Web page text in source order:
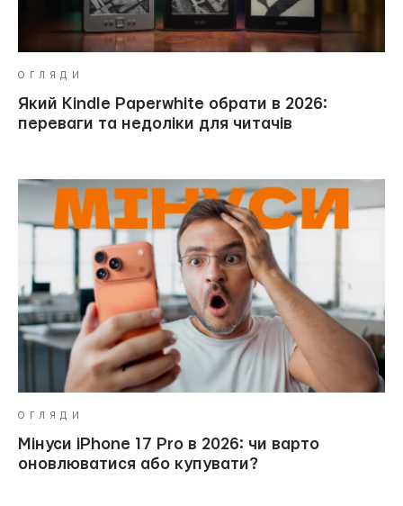
ОГЛЯДИ
Який Kindle Paperwhite обрати в 2026:
переваги та недоліки для читачів
ОГЛЯДИ
Мінуси iPhone 17 Pro в 2026: чи варто
оновлюватися або купувати?